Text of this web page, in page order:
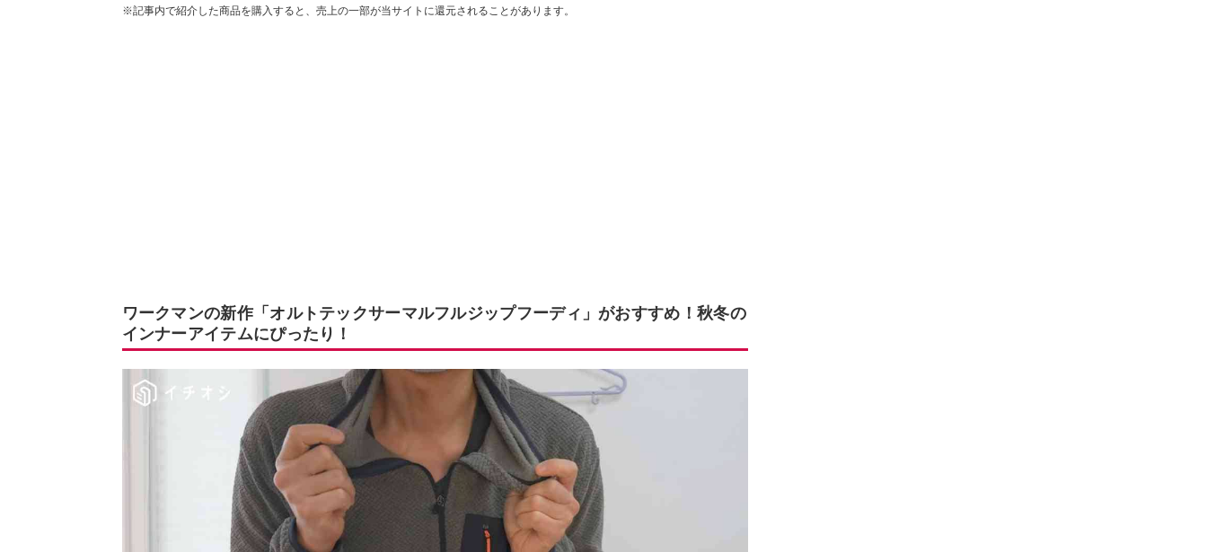
※記事内で紹介した商品を購入すると、売上の一部が当サイトに還元されることがあります。
ワークマンの新作「オルトテックサーマルフルジップフーディ」がおすすめ！秋冬の
インナーアイテムにぴったり！